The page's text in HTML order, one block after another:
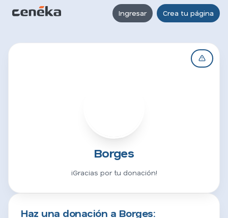
Ingresar Crea tu página
Borges
¡Gracias por tu donación!
Haz una donación a Borges: